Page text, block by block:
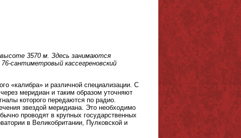
3570 м. Здесь занимаются
сантиметровый кассегреновский
«калибра» и различной специализации. С
меридиан и таким образом уточняют
которого передаются по радио.
звездой меридиана. Это необходимо
проводят в крупных государственных
в Великобритании, Пулковской и